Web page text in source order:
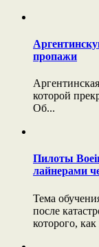
пропажи
которой
Об...
Пилоты
лайнерами
Тема
после
которого,